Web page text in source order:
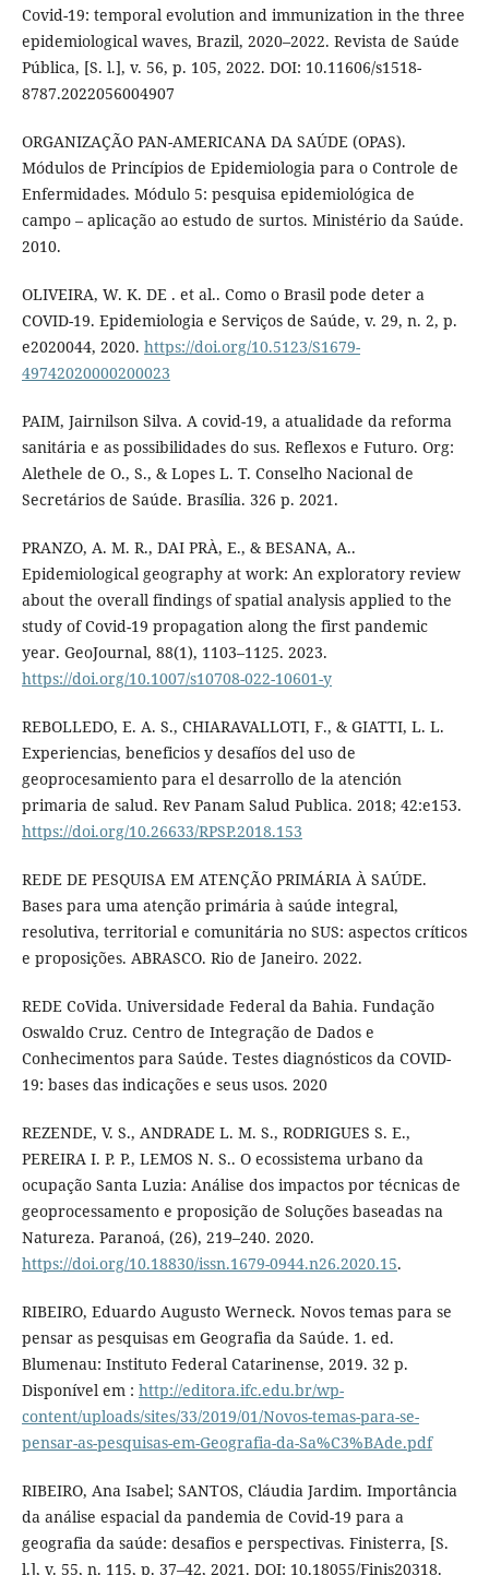
Covid-19: temporal evolution and immunization in the three
epidemiological waves, Brazil, 2020–2022. Revista de Saúde
Pública, [S. l.], v. 56, p. 105, 2022. DOI: 10.11606/s1518-
8787.2022056004907
ORGANIZAÇÃO PAN-AMERICANA DA SAÚDE (OPAS).
Módulos de Princípios de Epidemiologia para o Controle de
Enfermidades. Módulo 5: pesquisa epidemiológica de
campo – aplicação ao estudo de surtos. Ministério da Saúde.
2010.
OLIVEIRA, W. K. DE . et al.. Como o Brasil pode deter a
COVID-19. Epidemiologia e Serviços de Saúde, v. 29, n. 2, p.
e2020044, 2020. https://doi.org/10.5123/S1679-
49742020000200023
PAIM, Jairnilson Silva. A covid-19, a atualidade da reforma
sanitária e as possibilidades do sus. Reflexos e Futuro. Org:
Alethele de O., S., & Lopes L. T. Conselho Nacional de
Secretários de Saúde. Brasília. 326 p. 2021.
PRANZO, A. M. R., DAI PRÀ, E., & BESANA, A..
Epidemiological geography at work: An exploratory review
about the overall findings of spatial analysis applied to the
study of Covid-19 propagation along the first pandemic
year. GeoJournal, 88(1), 1103–1125. 2023.
https://doi.org/10.1007/s10708-022-10601-y
REBOLLEDO, E. A. S., CHIARAVALLOTI, F., & GIATTI, L. L.
Experiencias, beneficios y desafíos del uso de
geoprocesamiento para el desarrollo de la atención
primaria de salud. Rev Panam Salud Publica. 2018; 42:e153.
https://doi.org/10.26633/RPSP.2018.153
REDE DE PESQUISA EM ATENÇÃO PRIMÁRIA À SAÚDE.
Bases para uma atenção primária à saúde integral,
resolutiva, territorial e comunitária no SUS: aspectos críticos
e proposições. ABRASCO. Rio de Janeiro. 2022.
REDE CoVida. Universidade Federal da Bahia. Fundação
Oswaldo Cruz. Centro de Integração de Dados e
Conhecimentos para Saúde. Testes diagnósticos da COVID-
19: bases das indicações e seus usos. 2020
REZENDE, V. S., ANDRADE L. M. S., RODRIGUES S. E.,
PEREIRA I. P. P., LEMOS N. S.. O ecossistema urbano da
ocupação Santa Luzia: Análise dos impactos por técnicas de
geoprocessamento e proposição de Soluções baseadas na
Natureza. Paranoá, (26), 219–240. 2020.
https://doi.org/10.18830/issn.1679-0944.n26.2020.15.
RIBEIRO, Eduardo Augusto Werneck. Novos temas para se
pensar as pesquisas em Geografia da Saúde. 1. ed.
Blumenau: Instituto Federal Catarinense, 2019. 32 p.
Disponível em : http://editora.ifc.edu.br/wp-
content/uploads/sites/33/2019/01/Novos-temas-para-se-
pensar-as-pesquisas-em-Geografia-da-Sa%C3%BAde.pdf
RIBEIRO, Ana Isabel; SANTOS, Cláudia Jardim. Importância
da análise espacial da pandemia de Covid-19 para a
geografia da saúde: desafios e perspectivas. Finisterra, [S.
l.], v. 55, n. 115, p. 37–42, 2021. DOI: 10.18055/Finis20318.